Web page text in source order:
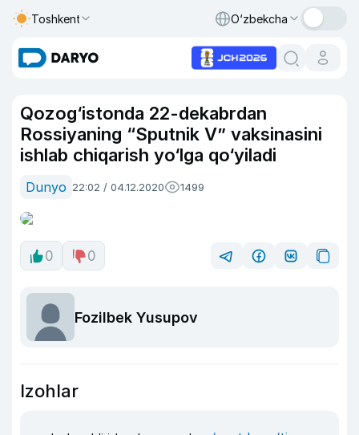
Toshkent O‘zbekcha
Qozog‘istonda 22-dekabrdan
Rossiyaning “Sputnik V” vaksinasini
ishlab chiqarish yo‘lga qo‘yiladi
Dunyo 22:02 / 04.12.2020 1499
0 0
Fozilbek Yusupov
Izohlar